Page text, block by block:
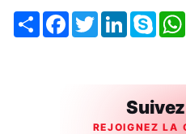
Share FacebookTwitterLinkedInSkype